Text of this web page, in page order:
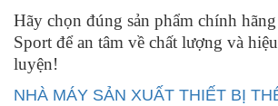
Hãy chọn đúng sản phẩm chính
Sport để an tâm về chất lượng và
luyện!
NHÀ MÁY SẢN XUẤT THIẾT BỊ